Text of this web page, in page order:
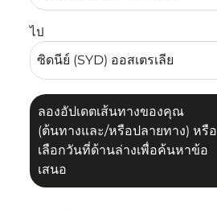
ไป
ลองอัปเดตเส้นทางของคุณ
(ต้นทางและ/หรือปลายทาง) หรือ
เลือกวันที่ด้านล่างเพื่อค้นหาข้อ
เสนอ